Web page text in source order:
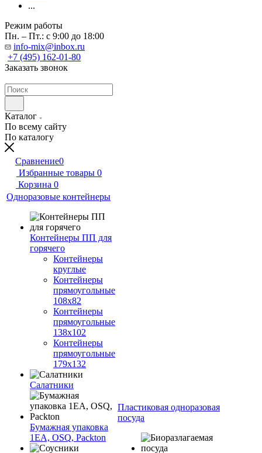
...
Режим работы
Пн. – Пт.: с 9:00 до 18:00
info-mix@inbox.ru
+7 (495) 162-01-80
Заказать звонок
Каталог
По всему сайту
По каталогу
Сравнение0
Избранные товары 0
Корзина 0
Одноразовые контейнеры
Контейнеры ПП для
горячего
Контейнеры
круглые
Контейнеры
прямоугольные
108х82
Контейнеры
прямоугольные
138х102
Контейнеры
прямоугольные
179х132
Салатники
Бумажная упаковка
1ЕА, OSQ, Packton
Пластиковая одноразовая
посуда